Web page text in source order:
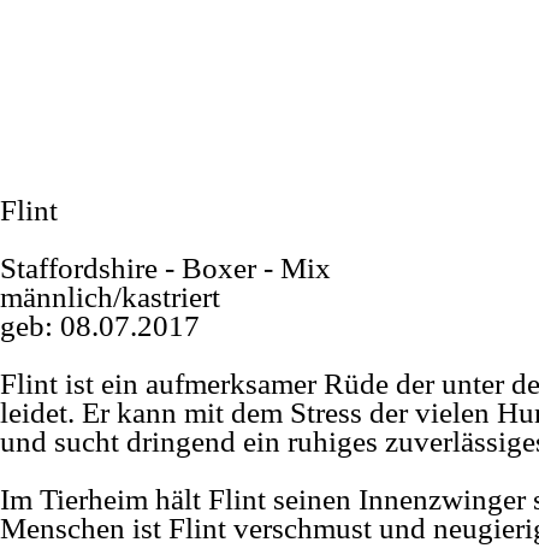
Flint
Staffordshire - Boxer - Mix
männlich/kastriert
geb: 08.07.2017
Flint ist ein aufmerksamer Rüde der unter
leidet. Er kann mit dem Stress der vielen
und sucht dringend ein ruhiges
Im Tierheim hält Flint seinen Innenzwinger
Menschen ist Flint verschmust und